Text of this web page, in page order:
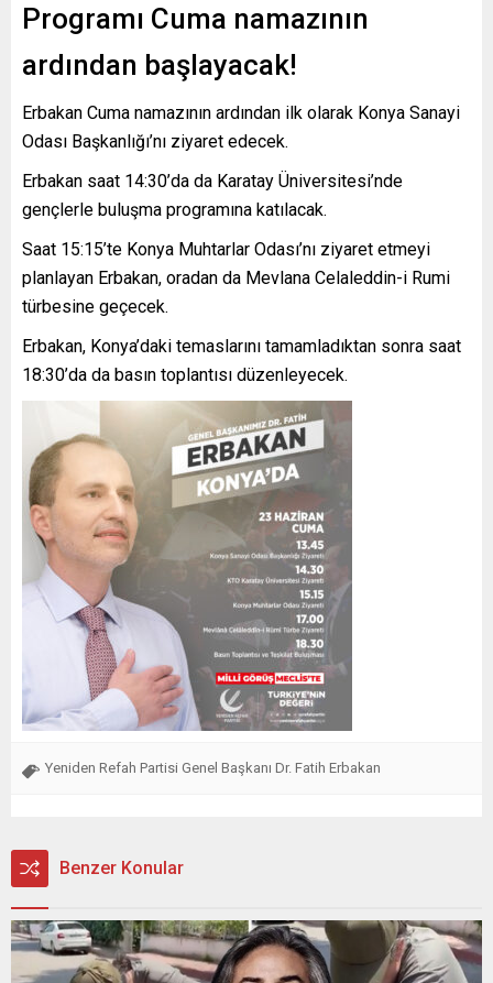
Programı Cuma namazının
ardından başlayacak!
Erbakan Cuma namazının ardından ilk olarak Konya Sanayi
Odası Başkanlığı’nı ziyaret edecek.
Erbakan saat 14:30’da da Karatay Üniversitesi’nde
gençlerle buluşma programına katılacak.
Saat 15:15’te Konya Muhtarlar Odası’nı ziyaret etmeyi
planlayan Erbakan, oradan da Mevlana Celaleddin-i Rumi
türbesine geçecek.
Erbakan, Konya’daki temaslarını tamamladıktan sonra saat
18:30’da da basın toplantısı düzenleyecek.
Yeniden Refah Partisi Genel Başkanı Dr. Fatih Erbakan
Benzer Konular